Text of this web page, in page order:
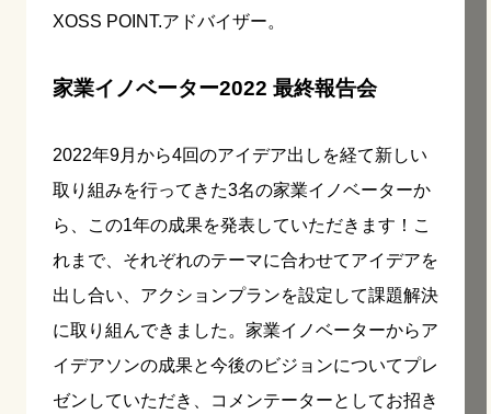
XOSS POINT.アドバイザー。
家業イノベーター2022 最終報告会
2022年9月から4回のアイデア出しを経て新しい
取り組みを行ってきた3名の家業イノベーターか
ら、この1年の成果を発表していただきます！こ
れまで、それぞれのテーマに合わせてアイデアを
出し合い、アクションプランを設定して課題解決
に取り組んできました。家業イノベーターからア
イデアソンの成果と今後のビジョンについてプレ
ゼンしていただき、コメンテーターとしてお招き